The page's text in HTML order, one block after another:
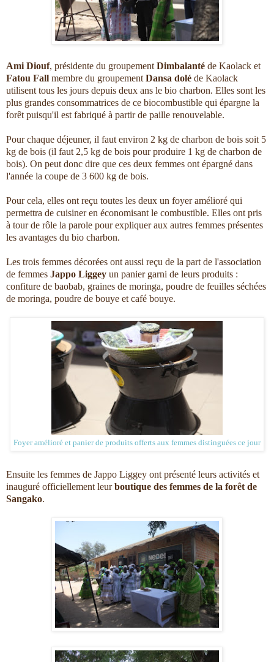
Ami Diouf, présidente du groupement Dimbalanté de Kaolack et
Fatou Fall membre du groupement Dansa dolé de Kaolack
utilisent tous les jours depuis deux ans le bio charbon. Elles sont les
plus grandes consommatrices de ce biocombustible qui épargne la
forêt puisqu'il est fabriqué à partir de paille renouvelable.
Pour chaque déjeuner, il faut environ 2 kg de charbon de bois soit 5
kg de bois (il faut 2,5 kg de bois pour produire 1 kg de charbon de
bois). On peut donc dire que ces deux femmes ont épargné dans
l'année la coupe de 3 600 kg de bois.
Pour cela, elles ont reçu toutes les deux un foyer amélioré qui
permettra de cuisiner en économisant le combustible. Elles ont pris
à tour de rôle la parole pour expliquer aux autres femmes présentes
les avantages du bio charbon.
Les trois femmes décorées ont aussi reçu de la part de l'association
de femmes Jappo Liggey un panier garni de leurs produits :
confiture de baobab, graines de moringa, poudre de feuilles séchées
de moringa, poudre de bouye et café bouye.
Foyer amélioré et panier de produits offerts aux femmes distinguées ce jour
Ensuite les femmes de Jappo Liggey ont présenté leurs activités et
inauguré officiellement leurboutique des femmes de la forêt de
Sangako.